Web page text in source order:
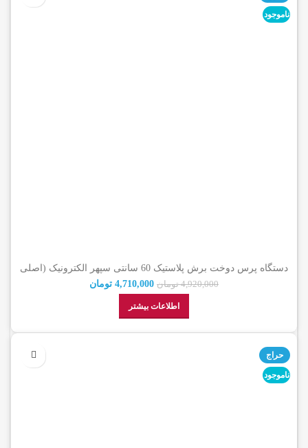
ناموجود
دستگاه پرس دوخت برش پلاستیک 60 سانتی سپهر الکترونیک (اصلی
شرکتی)
4,920,000 تومان 4,710,000 تومان
اطلاعات بیشتر
حراج
ناموجود